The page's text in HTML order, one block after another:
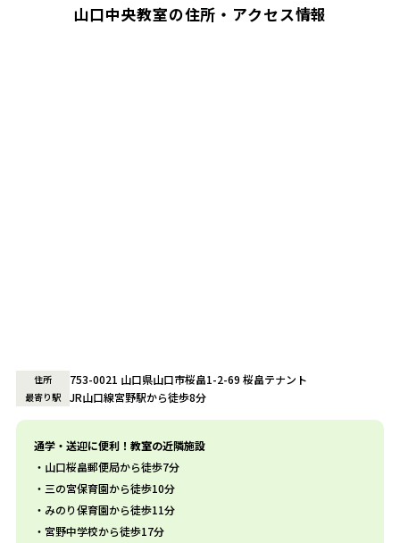
山口中央教室の住所・アクセス情報
住所 753-0021 山口県山口市桜畠1-2-69 桜畠テナント
最寄り駅 JR山口線宮野駅から徒歩8分
通学・送迎に便利！教室の近隣施設
山口桜畠郵便局から徒歩7分
三の宮保育園から徒歩10分
みのり保育園から徒歩11分
宮野中学校から徒歩17分